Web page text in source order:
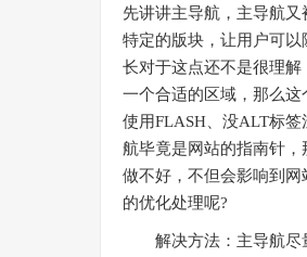
先讲讲主导航，主导航
特定的版块，让用户可
长对于这点还不是很理
一个合适的区域，那么
使用FLASH、没ALT标
航毕竟是网站的指南针
做不好，不但会影响到
的优化处理呢?
解决方法：主导航尽量